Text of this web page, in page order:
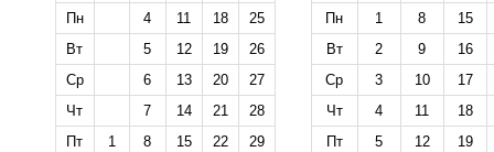
Пн
4 11 18
25
Вт
5 12 19
26
Ср
6 13 20
27
Чт
7 14 21
28
Пт
1 8 15 22
29
Пн
1 8
15
Вт
2 9
16
Ср
3 10
17
Чт
4 11
18
Пт
5 12
19